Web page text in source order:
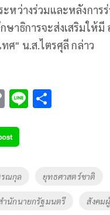
หว่างร่วมและหลังการ
ษาธิการจะส่งเสริมให้มี
ศ" น.ส.ไตรศุลี กล่าว
C
p
y
Li
n
Li
รณกุล ยุทธศาสตร์ชาติ
ำนักนายกรัฐมนตรี สังคม